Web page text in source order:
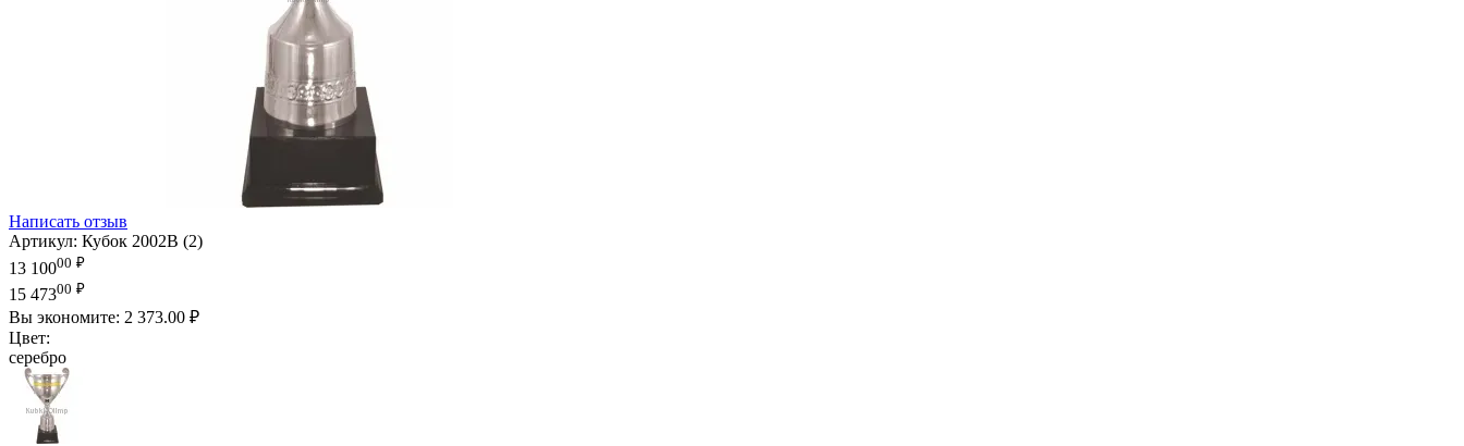
Написать отзыв
Артикул: Кубок 2002B (2)
13 10000 ₽
15 47300 ₽
Вы экономите: 2 373.00 ₽
Цвет:
серебро